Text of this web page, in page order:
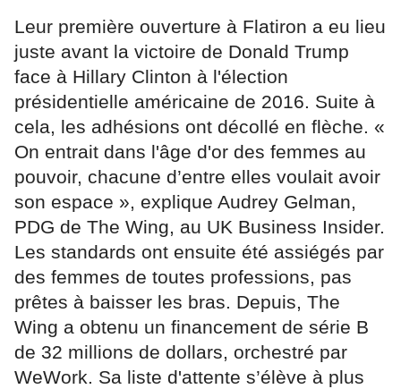
Leur première ouverture à Flatiron a eu lieu
juste avant la victoire de Donald Trump
face à Hillary Clinton à l'élection
présidentielle américaine de 2016. Suite à
cela, les adhésions ont décollé en flèche. «
On entrait dans l'âge d'or des femmes au
pouvoir, chacune d’entre elles voulait avoir
son espace », explique Audrey Gelman,
PDG de The Wing, au UK Business Insider.
Les standards ont ensuite été assiégés par
des femmes de toutes professions, pas
prêtes à baisser les bras. Depuis, The
Wing a obtenu un financement de série B
de 32 millions de dollars, orchestré par
WeWork. Sa liste d'attente s’élève à plus